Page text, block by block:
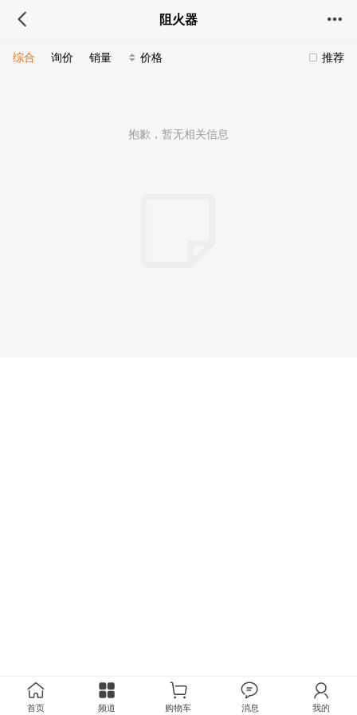
阻火器
推荐
综合 询价 销量 价格
抱歉，暂无相关信息
首页 频道 购物车 消息 我的